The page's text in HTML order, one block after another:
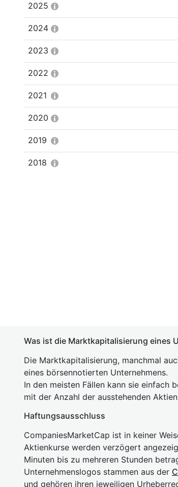
2025
2024
2023
2022
2021
2020
2019
2018
Was ist die Marktkapitalisierung eines
Die Marktkapitalisierung, manchmal
eines börsennotierten Unternehmens.
In den meisten Fällen kann sie einfach
mit der Anzahl der ausstehenden
Haftungsausschluss
CompaniesMarketCap ist in keiner
Aktienkurse werden verzögert
Minuten bis zu mehreren Stunden
Unternehmenslogos stammen aus der
und gehören ihren jeweiligen